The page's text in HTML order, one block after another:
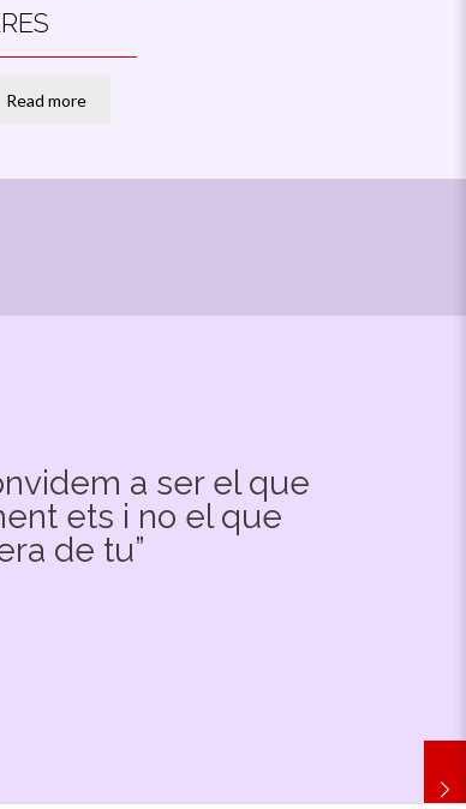
Read more
a ser el que
ets i no el que
de tu”